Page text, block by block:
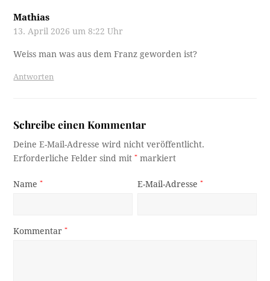
Mathias
13. April 2026 um 8:22 Uhr
Weiss man was aus dem Franz geworden ist?
Antworten
Schreibe einen Kommentar
Deine E-Mail-Adresse wird nicht veröffentlicht.
Erforderliche Felder sind mit* markiert
Name* E-Mail-Adresse*
Kommentar*